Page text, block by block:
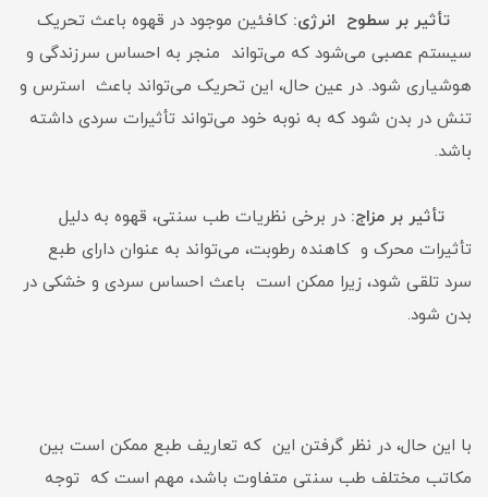
تأثیر بر سطوح انرژی: کافئین موجود در قهوه باعث تحریک
سیستم عصبی می‌شود که می‌تواند منجر به احساس سرزندگی و
هوشیاری شود. در عین حال، این تحریک می‌تواند باعث استرس و
تنش در بدن شود که به نوبه خود می‌تواند تأثیرات سردی داشته
باشد.
تأثیر بر مزاج: در برخی نظریات طب سنتی، قهوه به دلیل
تأثیرات محرک و کاهنده رطوبت، می‌تواند به عنوان دارای طبع
سرد تلقی شود، زیرا ممکن است باعث احساس سردی و خشکی در
بدن شود.
با این حال، در نظر گرفتن این که تعاریف طبع ممکن است بین
مکاتب مختلف طب سنتی متفاوت باشد، مهم است که توجه